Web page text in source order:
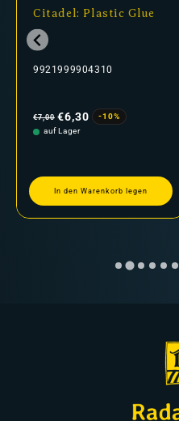
Citadel: Plastic Glue
9921999904310
Preis
€7,00 €6,30
-10%
auf Lager
In den Warenkorb legen